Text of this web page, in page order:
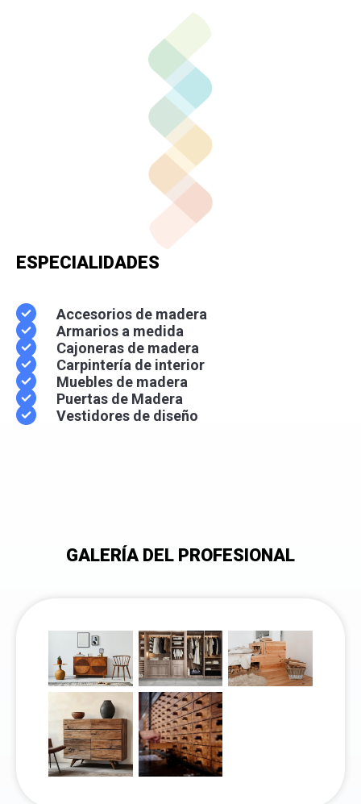
ESPECIALIDADES
Accesorios de madera
Armarios a medida
Cajoneras de madera
Carpintería de interior
Muebles de madera
Puertas de Madera
Vestidores de diseño
GALERÍA DEL PROFESIONAL